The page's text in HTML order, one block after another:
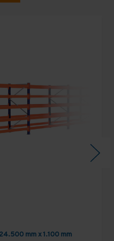
mm x 1.100 mm